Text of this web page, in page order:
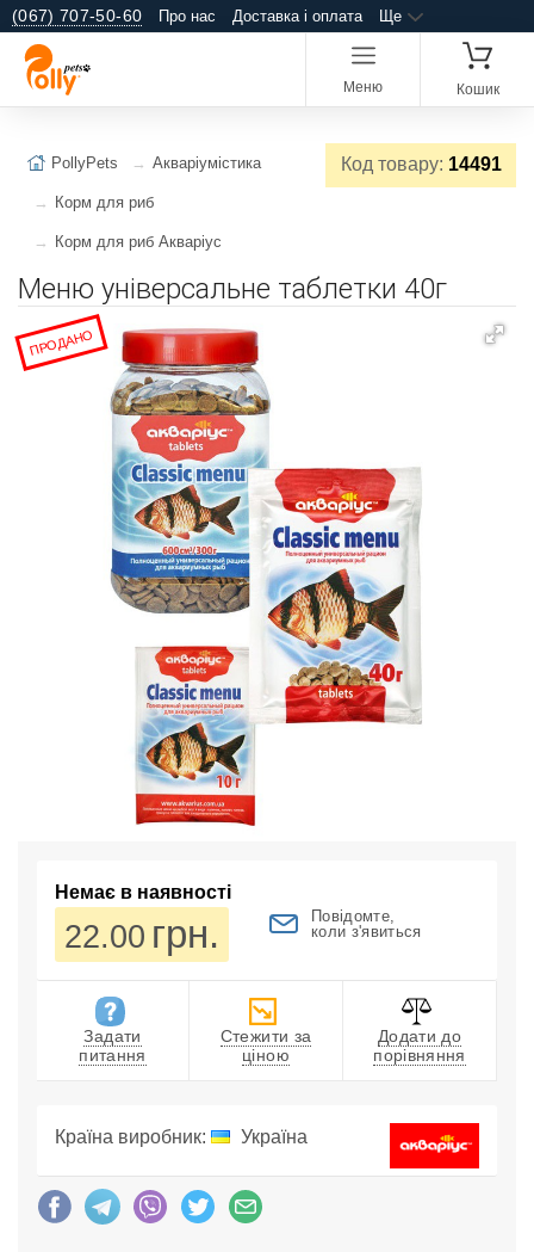
(067) 707-50-60 Про нас Доставка і оплата Ще
Меню Кошик
Код товару: 14491
PollyPets Акваріумістика
Корм для риб
Корм для риб Акваріус
Меню універсальне таблетки 40г
ПРОДАНО
Немає в наявності
22.00 грн.
Повідомте,
коли з'явиться
Задати
питання
Стежити за
ціною
Додати до
порівняння
Країна виробник: Україна